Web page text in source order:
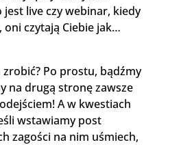
jest live czy webinar, kiedy
oni czytają Ciebie jak…
Po prostu, bądźmy
na drugą stronę zawsze
A w kwestiach
wstawiamy post
zagości na nim uśmiech,